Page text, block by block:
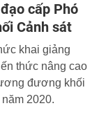
cấp Phó
Cảnh sát
khai giảng
thức nâng cao
đương khối
2020.